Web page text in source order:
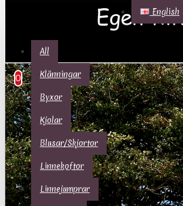
English
All
Klänningar
Byxor
Kjolar
Blusar/Skjortor
Linnekoftor
Linnejumprar
0 produkter - 0 kr
0
Din varukorg är tom!